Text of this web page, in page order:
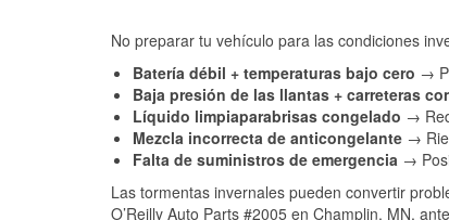
No preparar tu vehículo para las condiciones
Batería débil + temperaturas bajo cero →
Baja presión de las llantas + carreteras
Líquido limpiaparabrisas congelado →
Mezcla incorrecta de anticongelante →
Falta de suministros de emergencia →
Las tormentas invernales pueden convertir
O’Reilly Auto Parts #2005 en Champlin, MN,